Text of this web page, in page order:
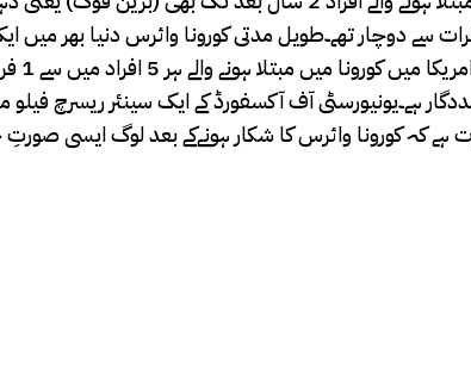
دوچار تھے۔طویل مدتی کورونا وائرس دنیا بھر میں
ہے۔یونیورسٹی آف آکسفورڈ کے ایک سینئر ریسرچ
کہ کورونا وائرس کا شکار ہونےکے بعد لوگ ایسی صورتِ